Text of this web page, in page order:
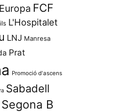
Europa FCF
L'Hospitalet
LNJ Manresa
Prat
Promoció d'ascens
Sabadell
Segona B